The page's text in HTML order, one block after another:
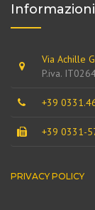
Informazioni
Via Achille
P.iva.
+39
+39 0331-
PRIVACY POLICY